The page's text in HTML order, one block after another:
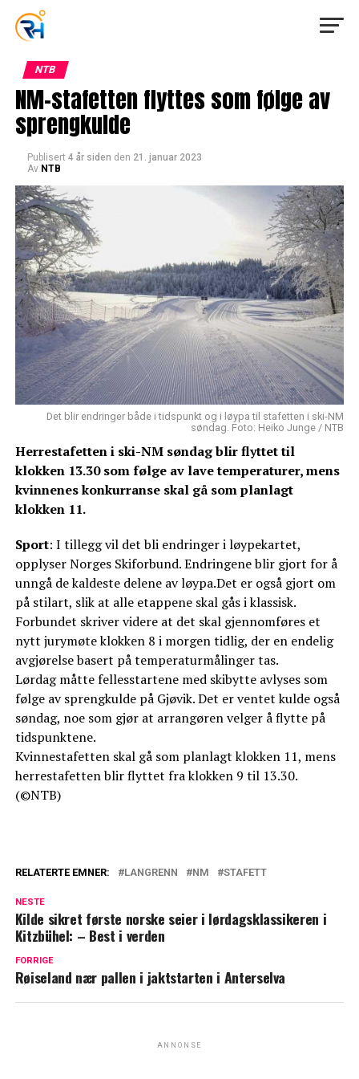
NTB
NM-stafetten flyttes som følge av
sprengkulde
Publisert 4 år siden den 21. januar 2023
Av NTB
Det blir endringer både i tidspunkt og i løypa til stafetten i ski-NM
søndag. Foto: Heiko Junge / NTB
Herrestafetten i ski-NM søndag blir flyttet til
klokken 13.30 som følge av lave temperaturer, mens
kvinnenes konkurranse skal gå som planlagt
klokken 11.
Sport: I tillegg vil det bli endringer i løypekartet,
opplyser Norges Skiforbund. Endringene blir gjort for å
unngå de kaldeste delene av løypa.Det er også gjort om
på stilart, slik at alle etappene skal gås i klassisk.
Forbundet skriver videre at det skal gjennomføres et
nytt jurymøte klokken 8 i morgen tidlig, der en endelig
avgjørelse basert på temperaturmålinger tas.
Lørdag måtte fellesstartene med skibytte avlyses som
følge av sprengkulde på Gjøvik. Det er ventet kulde også
søndag, noe som gjør at arrangøren velger å flytte på
tidspunktene.
Kvinnestafetten skal gå som planlagt klokken 11, mens
herrestafetten blir flyttet fra klokken 9 til 13.30.
(©NTB)
RELATERTE EMNER: LANGRENN NM STAFETT
NESTE
Kilde sikret første norske seier i lørdagsklassikeren i
Kitzbühel: – Best i verden
FORRIGE
Røiseland nær pallen i jaktstarten i Anterselva
ANNONSE